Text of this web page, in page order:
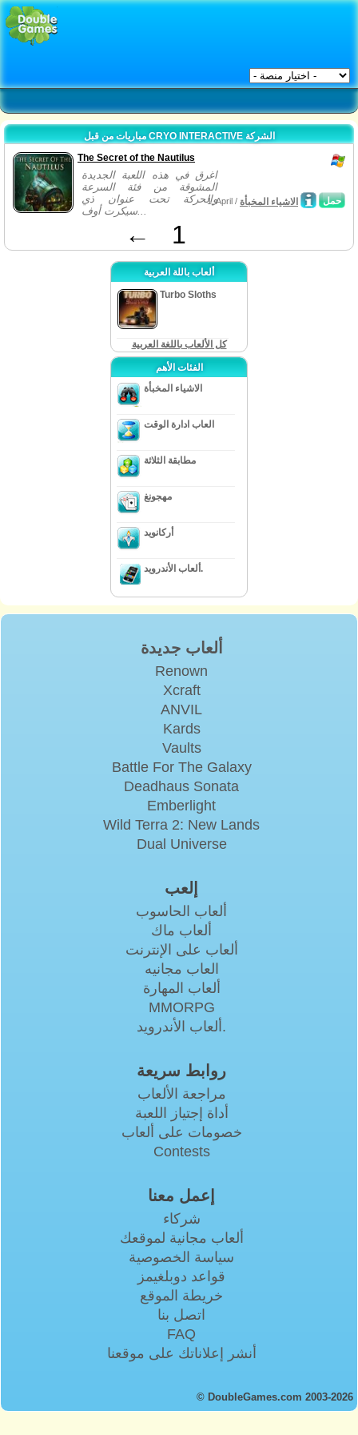
مباريات من قبل CRYO INTERACTIVE الشركة
The Secret of the Nautilus
اغرق في هذه اللعبة الجديدة
المشوقة من فئة السرعة
والحركة تحت عنوان ذي
سيكرت أوف...
حمل 1, April / الاشياء المخبأة
← 1
ألعاب باللة العربية
Turbo Sloths
كل الألعاب باللغة العربية
الفئات الأهم
الاشياء المخبأة
العاب ادارة الوقت
مطابقة الثلاثة
مهجونغ
أركانويد
ألعاب الأندرويد.
ألعاب جديدة
Renown
Xcraft
ANVIL
Kards
Vaults
Battle For The Galaxy
Deadhaus Sonata
Emberlight
Wild Terra 2: New Lands
Dual Universe
إلعب
ألعاب الحاسوب
ألعاب ماك
ألعاب على الإنترنت
العاب مجانيه
ألعاب المهارة
MMORPG
ألعاب الأندرويد.
روابط سريعة
مراجعة الألعاب
أداة إجتياز اللعبة
خصومات على ألعاب
Contests
إعمل معنا
شركاء
ألعاب مجانية لموقعك
سياسة الخصوصية
قواعد دوبلغيمز
خريطة الموقع
اتصل بنا
FAQ
أنشر إعلاناتك على موقعنا
© DoubleGames.com 2003-2026